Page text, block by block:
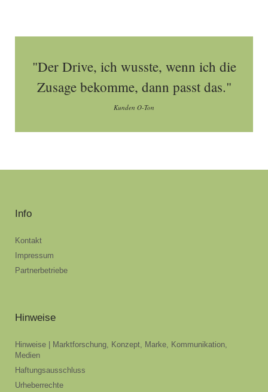
"Der Drive, ich wusste, wenn ich die
Zusage bekomme, dann passt das."
Kunden O-Ton
Info
Kontakt
Impressum
Partnerbetriebe
Hinweise
Hinweise | Marktforschung, Konzept, Marke, Kommunikation,
Medien
Haftungsausschluss
Urheberrechte